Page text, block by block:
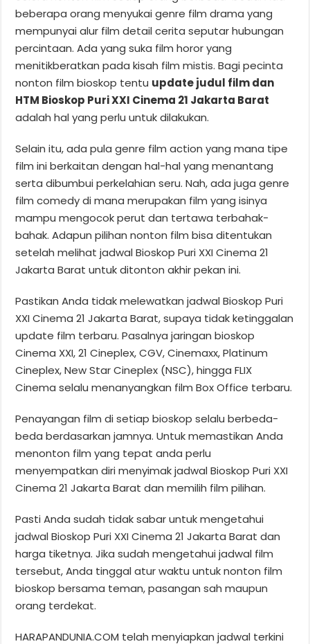
beberapa orang menyukai genre film drama yang
mempunyai alur film detail cerita seputar hubungan
percintaan. Ada yang suka film horor yang
menitikberatkan pada kisah film mistis. Bagi pecinta
nonton film bioskop tentu update judul film dan
HTM Bioskop Puri XXI Cinema 21 Jakarta Barat
adalah hal yang perlu untuk dilakukan.
Selain itu, ada pula genre film action yang mana tipe
film ini berkaitan dengan hal-hal yang menantang
serta dibumbui perkelahian seru. Nah, ada juga genre
film comedy di mana merupakan film yang isinya
mampu mengocok perut dan tertawa terbahak-
bahak. Adapun pilihan nonton film bisa ditentukan
setelah melihat jadwal Bioskop Puri XXI Cinema 21
Jakarta Barat untuk ditonton akhir pekan ini.
Pastikan Anda tidak melewatkan jadwal Bioskop Puri
XXI Cinema 21 Jakarta Barat, supaya tidak ketinggalan
update film terbaru. Pasalnya jaringan bioskop
Cinema XXI, 21 Cineplex, CGV, Cinemaxx, Platinum
Cineplex, New Star Cineplex (NSC), hingga FLIX
Cinema selalu menanyangkan film Box Office terbaru.
Penayangan film di setiap bioskop selalu berbeda-
beda berdasarkan jamnya. Untuk memastikan Anda
menonton film yang tepat anda perlu
menyempatkan diri menyimak jadwal Bioskop Puri XXI
Cinema 21 Jakarta Barat dan memilih film pilihan.
Pasti Anda sudah tidak sabar untuk mengetahui
jadwal Bioskop Puri XXI Cinema 21 Jakarta Barat dan
harga tiketnya. Jika sudah mengetahui jadwal film
tersebut, Anda tinggal atur waktu untuk nonton film
bioskop bersama teman, pasangan sah maupun
orang terdekat.
HARAPANDUNIA.COM telah menyiapkan jadwal terkini